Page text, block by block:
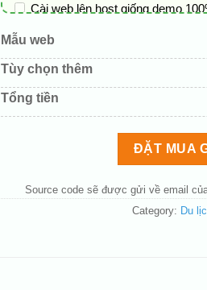
Cài web lên host giống demo
Thay logo + thông tin doanh
Đổi màu chủ đạo theo tông của
Sửa danh mục và sắp xếp lại đề
Thay đổi bố cục trang chủ (đơn
Mẫu web
Tùy chọn thêm
Tổng tiền
ĐẶT MUA
Source code sẽ được gửi về email
Category: Du